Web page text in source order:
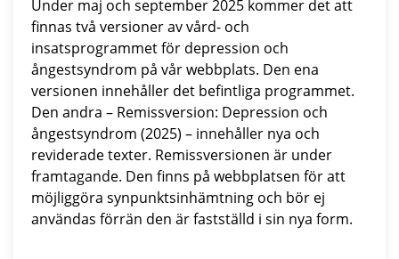
Under maj och september 2025 kommer det att
finnas två versioner av vård- och
insatsprogrammet för depression och
ångestsyndrom på vår webbplats. Den ena
versionen innehåller det befintliga programmet.
Den andra – Remissversion: Depression och
ångestsyndrom (2025) – innehåller nya och
reviderade texter. Remissversionen är under
framtagande. Den finns på webbplatsen för att
möjliggöra synpunktsinhämtning och bör ej
användas förrän den är fastställd i sin nya form.